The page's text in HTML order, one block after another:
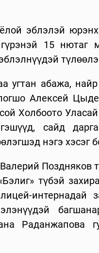
эблэлэй
15 нютаг
угтан абажа,
Алексей
Холбоото
сайд
нэгэ хэсэг
Поздняков
түбэй
интернадай
Раданжапова